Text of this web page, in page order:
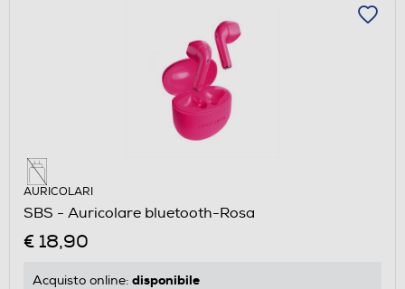
AURICOLARI
SBS - Auricolare bluetooth-Rosa
€ 18,90
Acquisto online: disponibile